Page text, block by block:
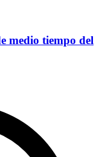
medio tiempo del